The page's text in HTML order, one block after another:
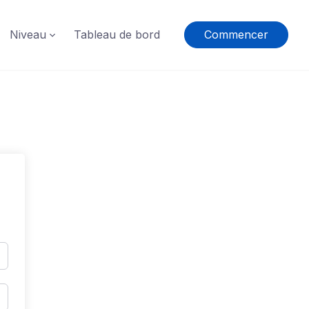
Niveau Tableau de bord Commencer